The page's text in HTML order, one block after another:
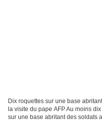
Dix roquettes sur une base
la visite du pape AFP Au moins
sur une base abritant des soldats